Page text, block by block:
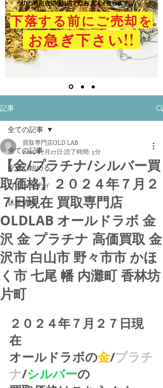
今のうちに売却を当店ではおススメ致します。
下落する前にご売却を
お急ぎ下さい!!
記事
全ての記事
今すぐ始める
コミュニティ
休業情報
全ての記事
【金/プラチナ/シルバー買
取価格】２０２４年７月２
７日現在 買取専門店
OLDLAB オールドラボ 金
沢 金 プラチナ 高価買取 金
沢市 白山市 野々市市 かほ
く市 七尾 幡 内灘町 香林坊
片町
買取専門店OLD LAB
2024年7月27日 読了時間: 5分
２０２４年７月２７日現
在
オールドラボの金/プラチ
ナ/シルバーの